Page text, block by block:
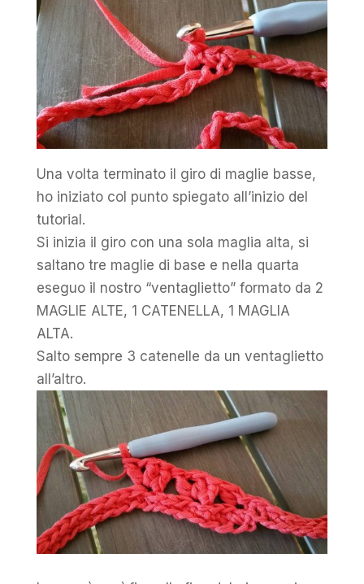
Una volta terminato il giro di maglie basse,
ho iniziato col punto spiegato all’inizio del
tutorial.
Si inizia il giro con una sola maglia alta, si
saltano tre maglie di base e nella quarta
eseguo il nostro “ventaglietto” formato da 2
MAGLIE ALTE, 1 CATENELLA, 1 MAGLIA
ALTA.
Salto sempre 3 catenelle da un ventaglietto
all’altro.